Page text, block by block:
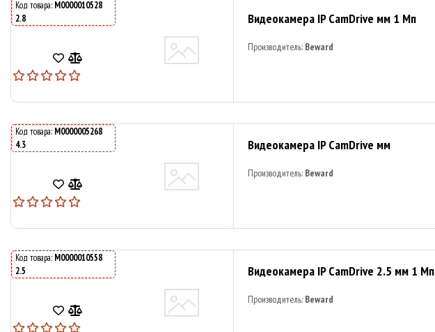
Код товара: M0000010528
2.8
Видеокамера IP CamDrive мм 1 Мп
Производитель: Beward
Код товара: M0000005268
4.3
Видеокамера IP CamDrive мм
Производитель: Beward
Код товара: M0000010558
2.5
Видеокамера IP CamDrive 2.5 мм 1 Мп
Производитель: Beward